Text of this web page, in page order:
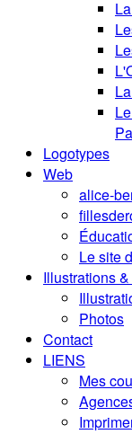
Logotypes
Web
alice-
Le site
Illustrations
Photos
Contact
LIENS
Mes